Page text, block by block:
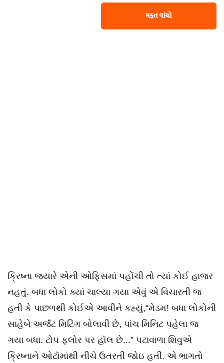
મફત વાંચો
ક્રિષ્ના જ્યારે એની ઓફિસમાં પહોંચી તો ત્યાં કોઈ હાજર
નહતું. બધા લોકો ક્યાં ચાલ્યા ગયા એવું એ વિચારતી જ
હતી કે પાછળથી કોઈએ આવીને કહ્યું,“મેડમ! બધા લોકોની
સાહેબે અર્જંટ મિટિંગ બોલાવી છે, પાંચ મિનિટ પહેલા જ
ગયા બધા. ટોપ ફ્લોર પર હૉલ છે...” પટાવાળા શિવુએ
ક્રિષ્નાને ઓટૉમાંથી નીચે ઉતરતી જોઇ હતી. એ ભાગતો